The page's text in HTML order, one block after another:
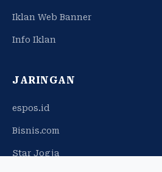
Iklan Web Banner
Info Iklan
JARINGAN
espos.id
Bisnis.com
Star Jogja